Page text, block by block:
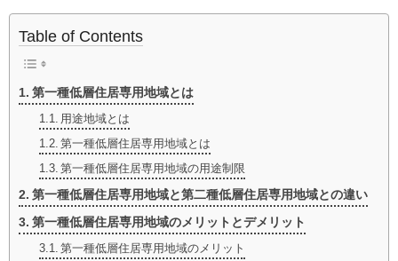
Table of Contents
第一種低層住居専用地域とは
用途地域とは
第一種低層住居専用地域とは
第一種低層住居専用地域の用途制限
第一種低層住居専用地域と第二種低層住居専用地域との違い
第一種低層住居専用地域のメリットとデメリット
第一種低層住居専用地域のメリット